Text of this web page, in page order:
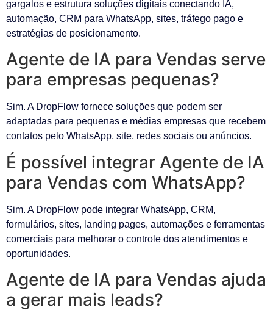
gargalos e estrutura soluções digitais conectando IA,
automação, CRM para WhatsApp, sites, tráfego pago e
estratégias de posicionamento.
Agente de IA para Vendas serve
para empresas pequenas?
Sim. A DropFlow fornece soluções que podem ser
adaptadas para pequenas e médias empresas que recebem
contatos pelo WhatsApp, site, redes sociais ou anúncios.
É possível integrar Agente de IA
para Vendas com WhatsApp?
Sim. A DropFlow pode integrar WhatsApp, CRM,
formulários, sites, landing pages, automações e ferramentas
comerciais para melhorar o controle dos atendimentos e
oportunidades.
Agente de IA para Vendas ajuda
a gerar mais leads?